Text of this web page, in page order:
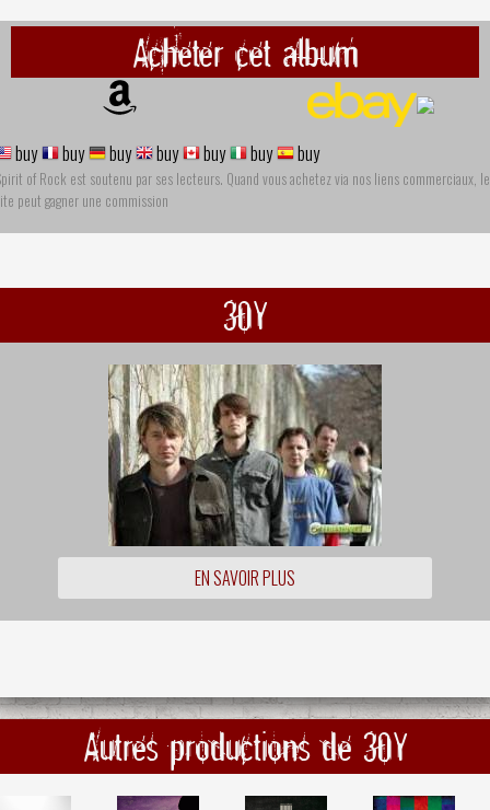
Acheter cet album
buy buy buy buy buy buy buy
of Rock est soutenu par ses lecteurs. Quand vous achetez via nos liens commerciaux, le
peut gagner une commission
30Y
EN SAVOIR PLUS
Autres productions de 30Y